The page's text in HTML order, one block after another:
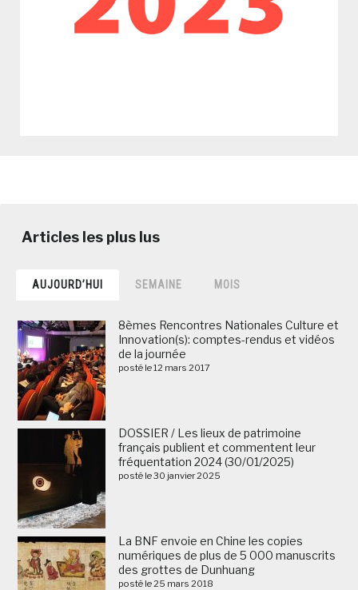
AUJOURD’HUI SEMAINE MOIS
8èmes Rencontres Nationales Culture et
Innovation(s): comptes-rendus et vidéos
de la journée
posté le 12 mars 2017
DOSSIER / Les lieux de patrimoine
français publient et commentent leur
fréquentation 2024 (30/01/2025)
posté le 30 janvier 2025
La BNF envoie en Chine les copies
numériques de plus de 5 000 manuscrits
des grottes de Dunhuang
posté le 25 mars 2018